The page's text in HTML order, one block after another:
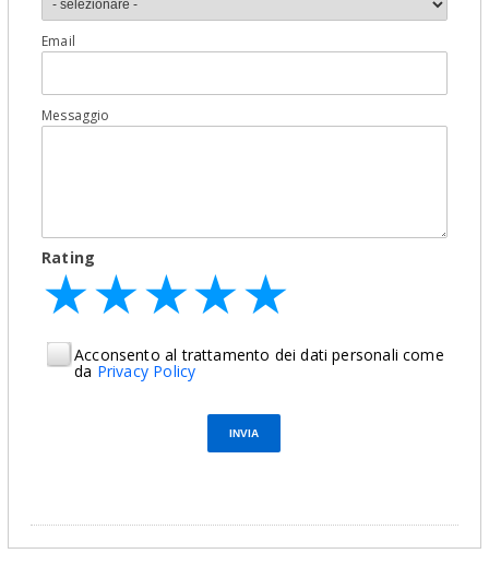
Email
Messaggio
Rating
★
★★
★★★
★★★★
★★★★★
Acconsento al trattamento dei dati personali come
da Privacy Policy